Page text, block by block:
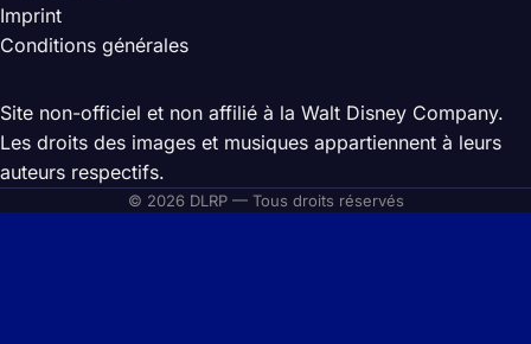
Imprint
Conditions générales
Site non-officiel et non affilié à la Walt Disney Company.
Les droits des images et musiques appartiennent à leurs
auteurs respectifs.
© 2026 DLRP — Tous droits réservés